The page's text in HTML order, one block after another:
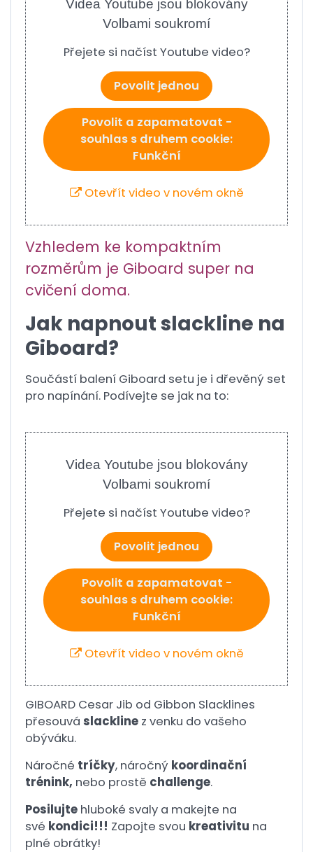
Videa Youtube jsou blokovány
Volbami soukromí
Přejete si načíst Youtube video?
Povolit jednou
Povolit a zapamatovat -
souhlas s druhem cookie:
Funkční
Otevřít video v novém okně
Vzhledem ke kompaktním
rozměrům je Giboard super na
cvičení doma.
Jak napnout slackline na
Giboard?
Součástí balení Giboard setu je i dřevěný set
pro napínání. Podívejte se jak na to:
Videa Youtube jsou blokovány
Volbami soukromí
Přejete si načíst Youtube video?
Povolit jednou
Povolit a zapamatovat -
souhlas s druhem cookie:
Funkční
Otevřít video v novém okně
GIBOARD Cesar Jib od Gibbon Slacklines
přesouvá slackline z venku do vašeho
obýváku.
Náročné tríčky, náročný koordinační
trénink, nebo prostě challenge.
Posilujte hluboké svaly a makejte na
své kondici!!! Zapojte svou kreativitu na
plné obrátky!